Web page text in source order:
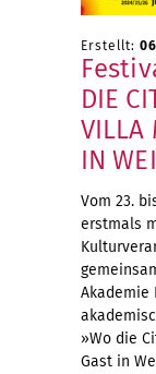
Erstellt:
DIE
VILLA
IN
Vom 23.
erstmals
Akademie
»Wo die
Gast in